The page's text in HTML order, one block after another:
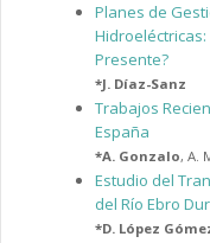
Planes de
Presente?
*J. Díaz-Sanz
Trabajos
España
*A. Gonzalo, A.
Estudio del
del Río Ebro
*D. López